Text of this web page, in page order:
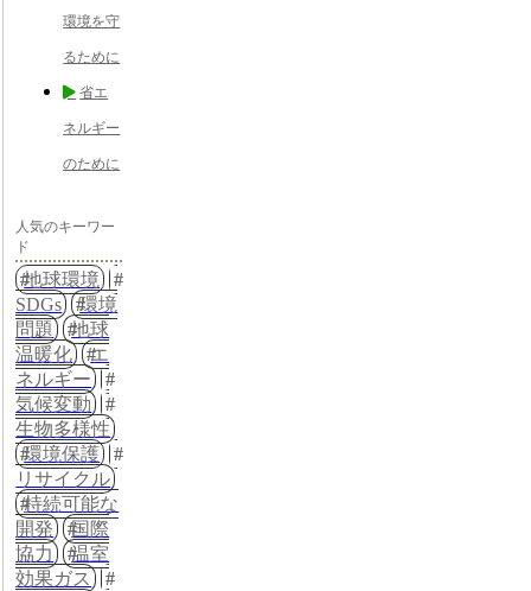
環境を守
るために
省エ
ネルギー
のために
人気のキーワー
ド
地球環境
SDGs
環境
問題
地球
温暖化
エ
ネルギー
気候変動
生物多様性
環境保護
リサイクル
持続可能な
開発
国際
協力
温室
効果ガス